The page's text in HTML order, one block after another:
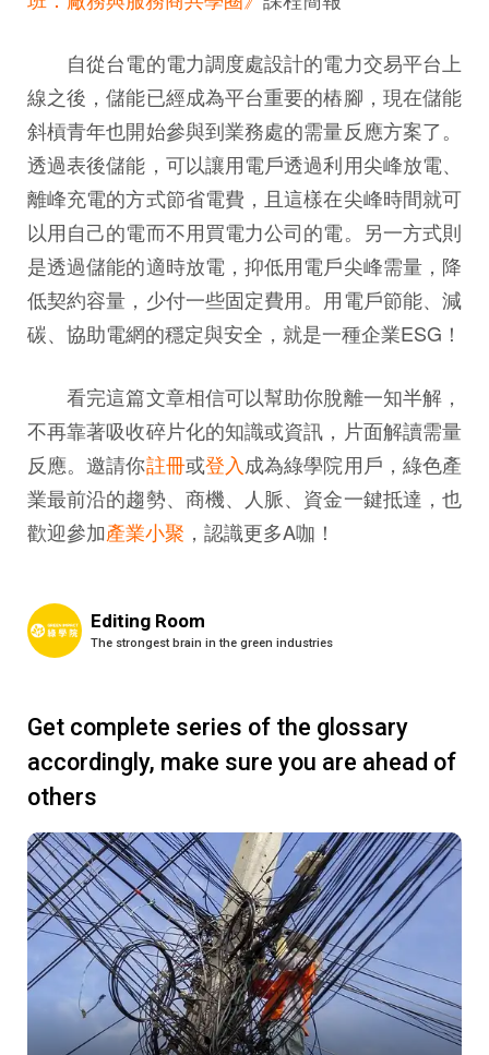
自從台電的電力調度處設計的電力交易平台上
線之後，儲能已經成為平台重要的樁腳，現在儲能
斜槓青年也開始參與到業務處的需量反應方案了。
透過表後儲能，可以讓用電戶透過利用尖峰放電、
離峰充電的方式節省電費，且這樣在尖峰時間就可
以用自己的電而不用買電力公司的電。另一方式則
是透過儲能的適時放電，抑低用電戶尖峰需量，降
低契約容量，少付一些固定費用。用電戶節能、減
碳、協助電網的穩定與安全，就是一種企業ESG！
看完這篇文章相信可以幫助你脫離一知半解，
不再靠著吸收碎片化的知識或資訊，片面解讀需量
反應。邀請你註冊或登入 成為綠學院用戶，綠色產
業最前沿的趨勢、商機、人脈、資金一鍵抵達，也
歡迎參加產業小聚 ，認識更多A咖！
Editing Room
The strongest brain in the green industries
Get complete series of the glossary
accordingly, make sure you are ahead of
others